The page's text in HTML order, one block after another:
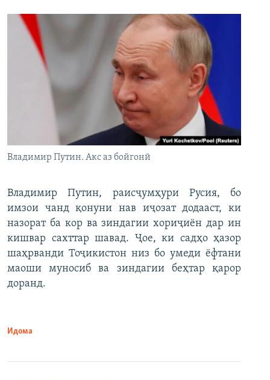
Владимир Путин. Акс аз бойгонӣ
Владимир Путин, раисҷумҳури Русия, бо
имзои чанд қонуни нав иҷозат додааст, ки
назорат ба кор ва зиндагии хориҷиён дар ин
кишвар сахттар шавад. Ҷое, ки садҳо ҳазор
шаҳрванди Тоҷикистон низ бо умеди ёфтани
маоши муносиб ва зиндагии беҳтар қарор
доранд.
Идома